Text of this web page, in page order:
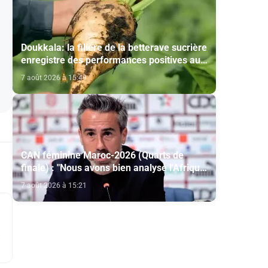
Doukkala: la filière de la betterave sucrière
enregistre des performances positives au
titre de la campagne agricole 2025-2026
7 août 2026 à 15:49
CAN féminine Maroc-2026 (Quarts de
finale) : "Nous avons bien analysé l'Afrique
du Sud pour aller chercher la victoire"
(Jorge Vilda)
7 août 2026 à 15:21